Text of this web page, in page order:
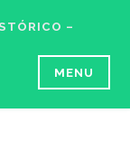
–
MENU